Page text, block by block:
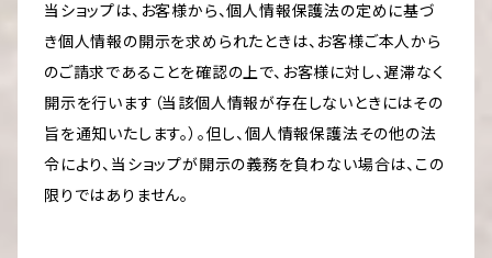
当ショップは、お客様から、個人情報保護法の定めに基づ
き個人情報の開示を求められたときは、お客様ご本人から
のご請求であることを確認の上で、お客様に対し、遅滞なく
開示を行います（当該個人情報が存在しないときにはその
旨を通知いたします。）。但し、個人情報保護法その他の法
令により、当ショップが開示の義務を負わない場合は、この
限りではありません。